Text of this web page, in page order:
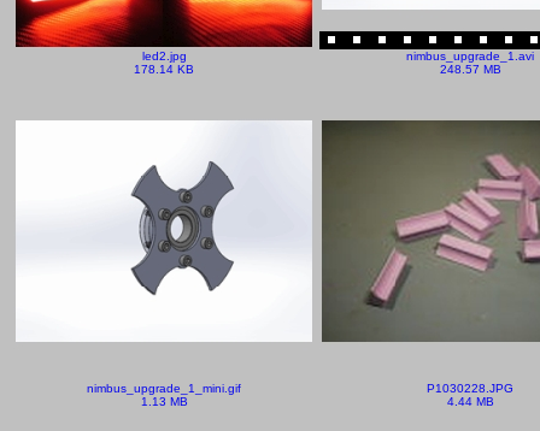
led2.jpg
178.14 KB
nimbus_upgrade_1.avi
248.57 MB
nimbus_upgrade_1_mini.gif
1.13 MB
P1030228.JPG
4.44 MB